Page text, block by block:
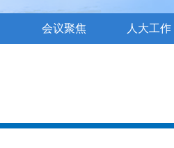
会议聚焦 人大工作